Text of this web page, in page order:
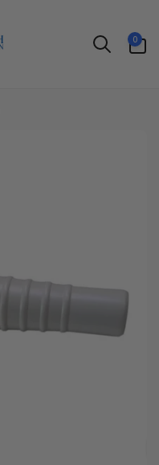
0
artiklar